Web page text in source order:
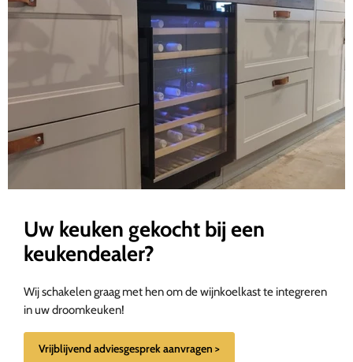
Uw keuken gekocht bij een
keukendealer?
Wij schakelen graag met hen om de wijnkoelkast te integreren
in uw droomkeuken!
Vrijblijvend adviesgesprek aanvragen >